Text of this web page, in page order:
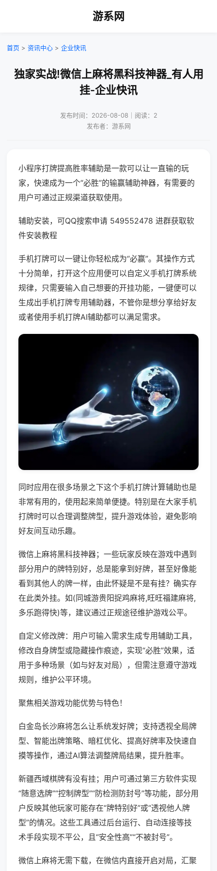
游系网
首页 > 资讯中心 > 企业快讯
独家实战!微信上麻将黑科技神器_有人用
挂-企业快讯
发布时间：2026-08-08｜阅读：2
发布者：游系网
小程序打牌提高胜率辅助是一款可以让一直输的玩
家，快速成为一个“必胜”的输赢辅助神器，有需要的
用户可通过正规渠道获取使用。
辅助安装，可QQ搜索申请 549552478 进群获取软
件安装教程
手机打牌可以一键让你轻松成为“必赢”。其操作方式
十分简单，打开这个应用便可以自定义手机打牌系统
规律，只需要输入自己想要的开挂功能，一键便可以
生成出手机打牌专用辅助器，不管你是想分享给好友
或者使用手机打牌AI辅助都可以满足需求。
同时应用在很多场景之下这个手机打牌计算辅助也是
非常有用的，使用起来简单便捷。特别是在大家手机
打牌时可以合理调整牌型，提升游戏体验，避免影响
好友间互动乐趣。
微信上麻将黑科技神器；一些玩家反映在游戏中遇到
部分用户的牌特别好，总是能拿到好牌，甚至好像能
看到其他人的牌一样，由此怀疑是不是有挂？确实存
在此类外挂。如(同城游贵阳捉鸡麻将,旺旺福建麻将,
多乐跑得快)等，建议通过正规途径维护游戏公平。
自定义修改牌：用户可输入需求生成专用辅助工具，
修改自身牌型或隐藏操作痕迹，实现“必胜”效果，适
用于多种场景（如与好友对局），但需注意遵守游戏
规则，维护公平环境。
聚焦相关游戏功能优势与特色！
白金岛长沙麻将怎么让系统发好牌；支持透视全局牌
型、智能出牌策略、暗杠优化、提高好牌率及快速自
摸等操作，通过AI算法调整牌局结果，提升胜率。
新疆西域棋牌有没有挂；用户可通过第三方软件实现
“随意选牌”“控制牌型”“防检测防封号”等功能，部分用
户反映其他玩家可能存在“牌特别好”或“透视他人牌
型”的情况。这些工具通过后台运行、自动连接等技
术手段实现不平公，且“安全性高”“不被封号”。
微信上麻将无需下载，在微信内直接开启对局，汇聚